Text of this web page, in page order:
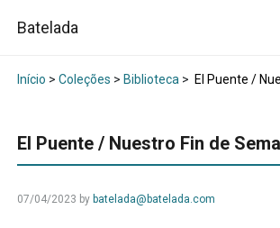
Batelada
Início > Coleções > Biblioteca> El Puente /
El Puente / Nuestro Fin de
07/04/2023 by batelada@batelada.com